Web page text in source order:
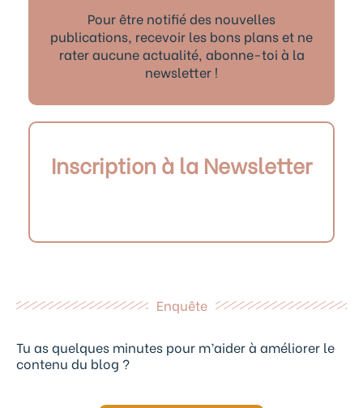
Pour être notifié des nouvelles
publications, recevoir les bons plans et ne
rater aucune actualité, abonne-toi à la
newsletter !
Inscription à la Newsletter
Enquête
Tu as quelques minutes pour m’aider à améliorer le
contenu du blog ?